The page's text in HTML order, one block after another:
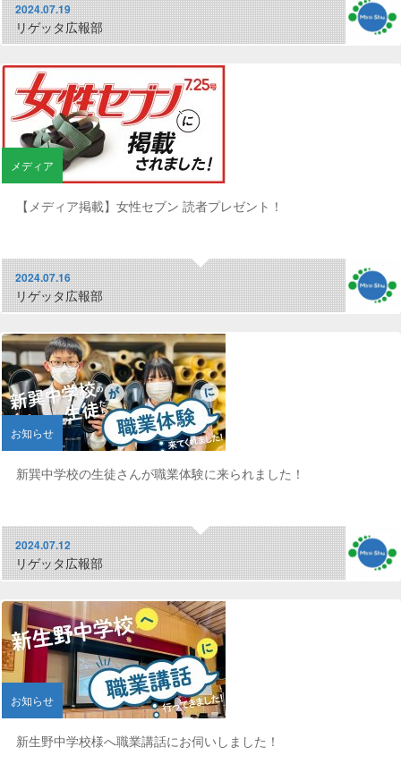
2024.07.19
リゲッタ広報部
メディア
【メディア掲載】女性セブン 読者プレゼント！
2024.07.16
リゲッタ広報部
お知らせ
新巽中学校の生徒さんが職業体験に来られました！
2024.07.12
リゲッタ広報部
お知らせ
新生野中学校様へ職業講話にお伺いしました！